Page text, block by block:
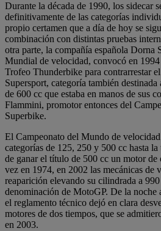
Durante la década de 1990, los sidecar
definitivamente de las categorías
propio certamen que a día de hoy se
combinación con distintas pruebas
otra parte, la compañía española Dorna
Mundial de velocidad, convocó en 1994
Trofeo Thunderbike para contrarrestar
Supersport, categoría también
de 600 cc que estaba en manos de sus
Flammini, promotor entonces del
Superbike.
El Campeonato del Mundo de
categorías de 125, 250 y 500 cc hasta
de ganar el título de 500 cc un motor
vez en 1974, en 2002 las mecánicas de
reaparición elevando su cilindrada a
denominación de MotoGP. De la noche
el reglamento técnico dejó en clara
motores de dos tiempos, que se
en 2003.